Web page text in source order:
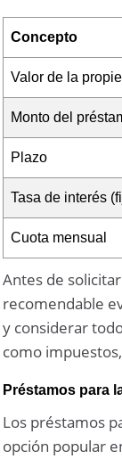
Concepto
Valor de la
Monto del
Plazo
Tasa de interés
Cuota mensual
Antes de
recomendable
y considerar
como
Préstamos para
Los préstamos
opción popular